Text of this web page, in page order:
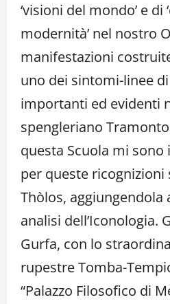
‘visioni del mondo’ e di
modernità’ nel nostro
manifestazioni
uno dei sintomi-linee
importanti ed evidenti
spengleriano
questa Scuola mi
per queste ricognizioni
Thòlos, aggiungendola
analisi dell’Iconologia.
Gurfa, con lo
rupestre Tomba-
“Palazzo Filosofico di